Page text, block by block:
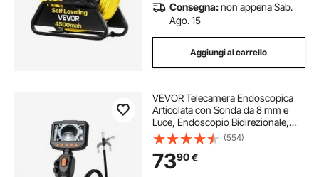
Consegna:non appena Sab.
Ago. 15
Aggiungi al carrello
VEVOR Telecamera Endoscopica
Articolata con Sonda da 8 mm e
Luce, Endoscopio Bidirezionale,
Schermo IPS HD da 4,3'', Zoom 8x,
Cavo Flessibile da 1,5 m
Impermeabile IP67, per Ispezione
Auto e Idraulica
(554)
7390€